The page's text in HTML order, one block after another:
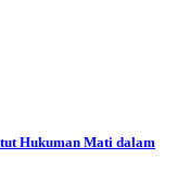
Hukuman Mati dalam